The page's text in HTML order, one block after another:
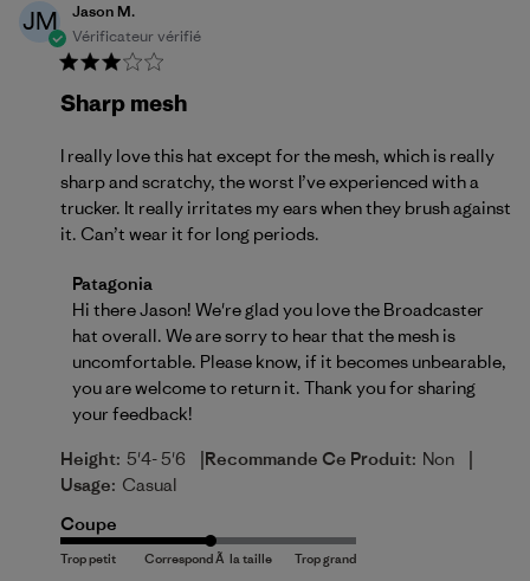
JM
Jason M.
Vérificateur vérifié
Sharp mesh
I really love this hat except for the mesh, which is really
sharp and scratchy, the worst I’ve experienced with a
trucker. It really irritates my ears when they brush against
it. Can’t wear it for long periods.
Commentaires du propriétaire du magasin sur
Patagonia
Hi there Jason! We're glad you love the Broadcaster
hat overall. We are sorry to hear that the mesh is
uncomfortable. Please know, if it becomes unbearable,
you are welcome to return it. Thank you for sharing
your feedback!
Height: 5'4- 5'6 |Recommande Ce Produit: Non |
Usage: Casual
Coupe